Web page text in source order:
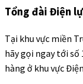
Tổng đài Điện
Tại khu vực miền
hãy gọi ngay tới số
hàng ở khu vực